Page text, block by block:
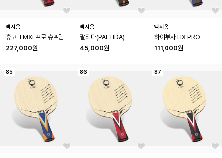
엑시옴
휴고 TMXi 프로 슈프림
227,000원
엑시옴
팔티다(PALTIDA)
45,000원
엑시옴
하야부사 HX PRO
111,000원
85 86 87